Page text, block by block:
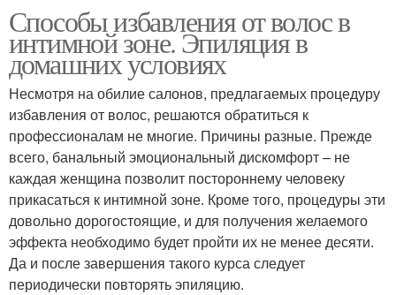
Способы избавления от волос в
интимной зоне. Эпиляция в
домашних условиях
Несмотря на обилие салонов, предлагаемых процедуру
избавления от волос, решаются обратиться к
профессионалам не многие. Причины разные. Прежде
всего, банальный эмоциональный дискомфорт – не
каждая женщина позволит постороннему человеку
прикасаться к интимной зоне. Кроме того, процедуры эти
довольно дорогостоящие, и для получения желаемого
эффекта необходимо будет пройти их не менее десяти.
Да и после завершения такого курса следует
периодически повторять эпиляцию.